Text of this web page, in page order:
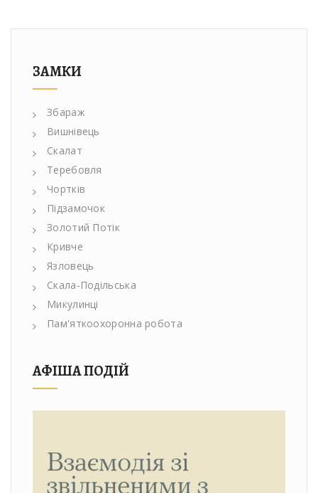
ЗАМКИ
Збараж
Вишнівець
Скалат
Теребовля
Чортків
Підзамочок
Золотий Потік
Кривче
Язловець
Скала-Подільська
Микулинці
Пам'яткоохоронна робота
АФІША ПОДІЙ